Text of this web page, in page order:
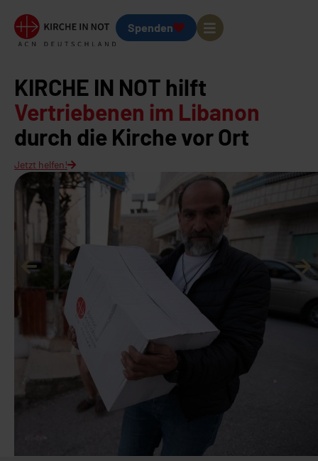
Spenden
KIRCHE IN NOT hilft
Vertriebenen im Libanon
durch die Kirche vor Ort
Jetzt helfen!